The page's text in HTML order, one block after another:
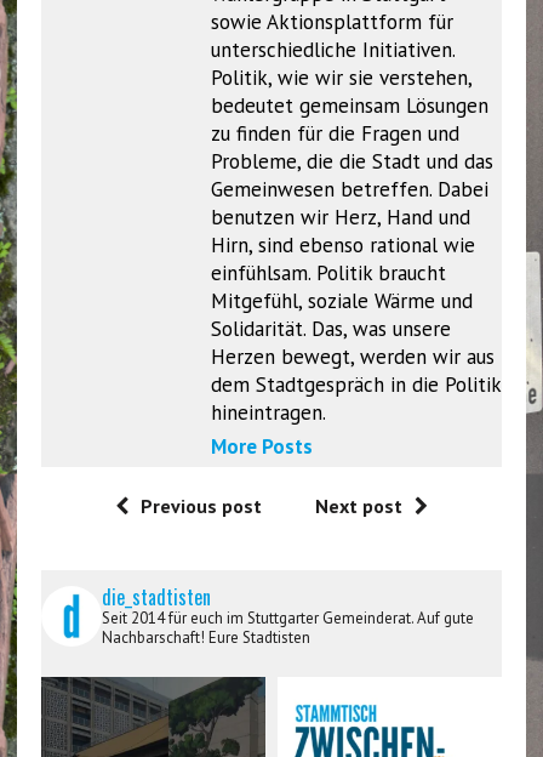
sowie Aktionsplattform für
unterschiedliche Initiativen.
Politik, wie wir sie verstehen,
bedeutet gemeinsam Lösungen
zu finden für die Fragen und
Probleme, die die Stadt und das
Gemeinwesen betreffen. Dabei
benutzen wir Herz, Hand und
Hirn, sind ebenso rational wie
einfühlsam. Politik braucht
Mitgefühl, soziale Wärme und
Solidarität. Das, was unsere
Herzen bewegt, werden wir aus
dem Stadtgespräch in die Politik
hineintragen.
More Posts
Previous post Next post
die_stadtisten
Seit 2014 für euch im Stuttgarter Gemeinderat. Auf gute
Nachbarschaft! Eure Stadtisten